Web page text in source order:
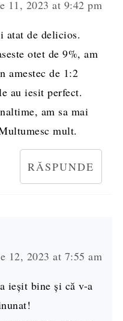
11, 2023 at 9:42 pm
atat de delicios.
otet de 9%, am
amestec de 1:2
au iesit perfect.
am sa mai
mult.
RĂSPUNDE
12, 2023 at 7:55 am
ieșit bine și că v-a